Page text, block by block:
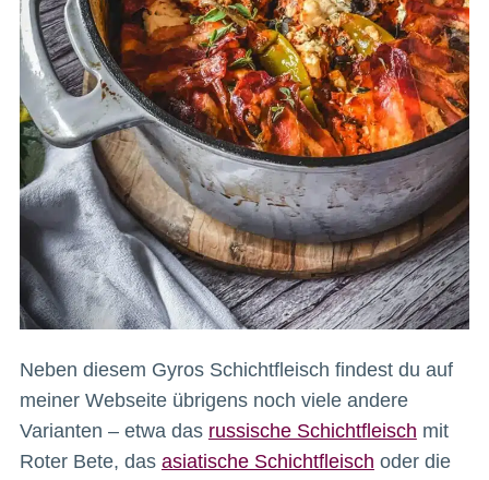
Neben diesem Gyros Schichtfleisch findest du auf
meiner Webseite übrigens noch viele andere
Varianten – etwa das russische Schichtfleisch mit
Roter Bete, das asiatische Schichtfleisch oder die